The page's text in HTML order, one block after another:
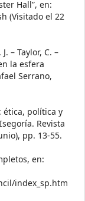
Hall”, en:
(Visitado el 22
– Taylor, C. –
la esfera
Serrano,
ética, política y
Revista
pp. 13-55.
en:
index_sp.htm